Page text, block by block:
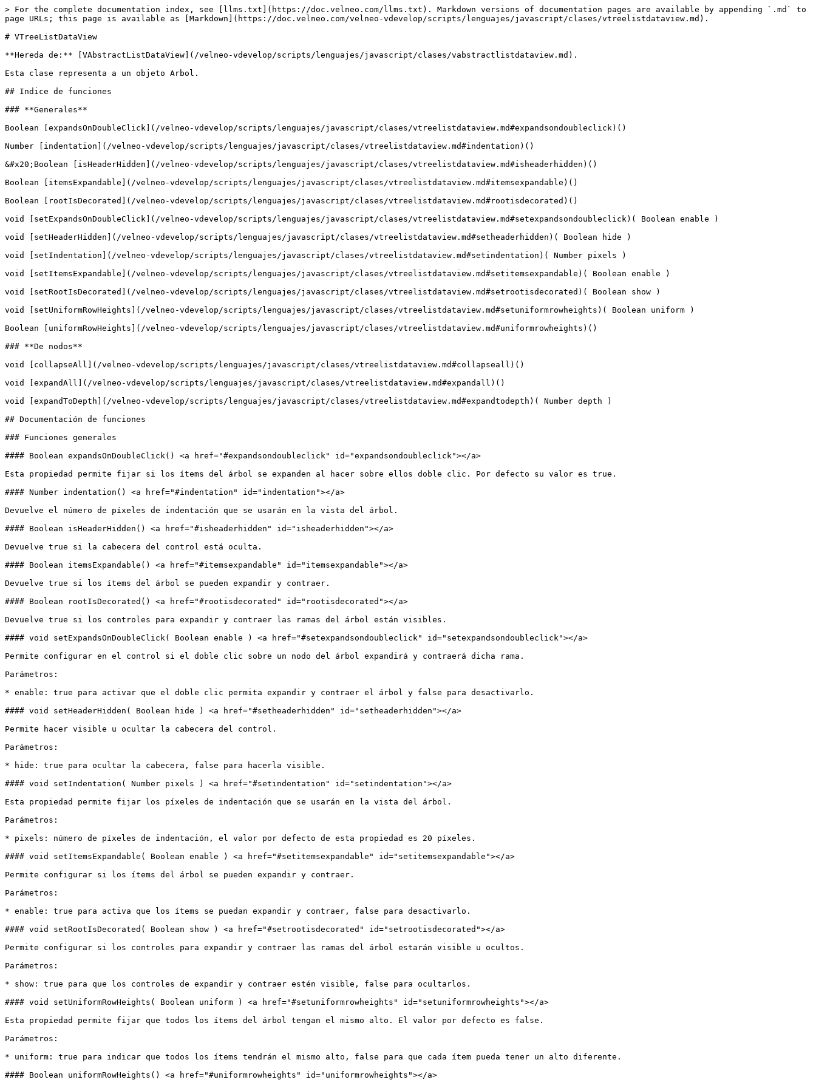
> For the complete documentation index, see [llms.txt](https://doc.velneo.com/llms.txt). Markdown versions of documentation pages are available by appending `.md` to
page URLs; this page is available as [Markdown](https://doc.velneo.com/velneo-vdevelop/scripts/lenguajes/javascript/clases/vtreelistdataview.md).
# VTreeListDataView
**Hereda de:** [VAbstractListDataView](/velneo-vdevelop/scripts/lenguajes/javascript/clases/vabstractlistdataview.md).
Esta clase representa a un objeto Arbol.
## Indice de funciones
### **Generales**
Boolean [expandsOnDoubleClick](/velneo-vdevelop/scripts/lenguajes/javascript/clases/vtreelistdataview.md#expandsondoubleclick)()
Number [indentation](/velneo-vdevelop/scripts/lenguajes/javascript/clases/vtreelistdataview.md#indentation)()
&#x20;Boolean [isHeaderHidden](/velneo-vdevelop/scripts/lenguajes/javascript/clases/vtreelistdataview.md#isheaderhidden)()
Boolean [itemsExpandable](/velneo-vdevelop/scripts/lenguajes/javascript/clases/vtreelistdataview.md#itemsexpandable)()
Boolean [rootIsDecorated](/velneo-vdevelop/scripts/lenguajes/javascript/clases/vtreelistdataview.md#rootisdecorated)()
void [setExpandsOnDoubleClick](/velneo-vdevelop/scripts/lenguajes/javascript/clases/vtreelistdataview.md#setexpandsondoubleclick)( Boolean enable )
void [setHeaderHidden](/velneo-vdevelop/scripts/lenguajes/javascript/clases/vtreelistdataview.md#setheaderhidden)( Boolean hide )
void [setIndentation](/velneo-vdevelop/scripts/lenguajes/javascript/clases/vtreelistdataview.md#setindentation)( Number pixels )
void [setItemsExpandable](/velneo-vdevelop/scripts/lenguajes/javascript/clases/vtreelistdataview.md#setitemsexpandable)( Boolean enable )
void [setRootIsDecorated](/velneo-vdevelop/scripts/lenguajes/javascript/clases/vtreelistdataview.md#setrootisdecorated)( Boolean show )
void [setUniformRowHeights](/velneo-vdevelop/scripts/lenguajes/javascript/clases/vtreelistdataview.md#setuniformrowheights)( Boolean uniform )
Boolean [uniformRowHeights](/velneo-vdevelop/scripts/lenguajes/javascript/clases/vtreelistdataview.md#uniformrowheights)()
### **De nodos**
void [collapseAll](/velneo-vdevelop/scripts/lenguajes/javascript/clases/vtreelistdataview.md#collapseall)()
void [expandAll](/velneo-vdevelop/scripts/lenguajes/javascript/clases/vtreelistdataview.md#expandall)()
void [expandToDepth](/velneo-vdevelop/scripts/lenguajes/javascript/clases/vtreelistdataview.md#expandtodepth)( Number depth )
## Documentación de funciones
### Funciones generales
#### Boolean expandsOnDoubleClick() <a href="#expandsondoubleclick" id="expandsondoubleclick"></a>
Esta propiedad permite fijar si los ítems del árbol se expanden al hacer sobre ellos doble clic. Por defecto su valor es true.
#### Number indentation() <a href="#indentation" id="indentation"></a>
Devuelve el número de píxeles de indentación que se usarán en la vista del árbol.
#### Boolean isHeaderHidden() <a href="#isheaderhidden" id="isheaderhidden"></a>
Devuelve true si la cabecera del control está oculta.
#### Boolean itemsExpandable() <a href="#itemsexpandable" id="itemsexpandable"></a>
Devuelve true si los ítems del árbol se pueden expandir y contraer.
#### Boolean rootIsDecorated() <a href="#rootisdecorated" id="rootisdecorated"></a>
Devuelve true si los controles para expandir y contraer las ramas del árbol están visibles.
#### void setExpandsOnDoubleClick( Boolean enable ) <a href="#setexpandsondoubleclick" id="setexpandsondoubleclick"></a>
Permite configurar en el control si el doble clic sobre un nodo del árbol expandirá y contraerá dicha rama.
Parámetros:
* enable: true para activar que el doble clic permita expandir y contraer el árbol y false para desactivarlo.
#### void setHeaderHidden( Boolean hide ) <a href="#setheaderhidden" id="setheaderhidden"></a>
Permite hacer visible u ocultar la cabecera del control.
Parámetros:
* hide: true para ocultar la cabecera, false para hacerla visible.
#### void setIndentation( Number pixels ) <a href="#setindentation" id="setindentation"></a>
Esta propiedad permite fijar los píxeles de indentación que se usarán en la vista del árbol.
Parámetros:
* pixels: número de píxeles de indentación, el valor por defecto de esta propiedad es 20 píxeles.
#### void setItemsExpandable( Boolean enable ) <a href="#setitemsexpandable" id="setitemsexpandable"></a>
Permite configurar si los ítems del árbol se pueden expandir y contraer.
Parámetros:
* enable: true para activa que los ítems se puedan expandir y contraer, false para desactivarlo.
#### void setRootIsDecorated( Boolean show ) <a href="#setrootisdecorated" id="setrootisdecorated"></a>
Permite configurar si los controles para expandir y contraer las ramas del árbol estarán visible u ocultos.
Parámetros:
* show: true para que los controles de expandir y contraer estén visible, false para ocultarlos.
#### void setUniformRowHeights( Boolean uniform ) <a href="#setuniformrowheights" id="setuniformrowheights"></a>
Esta propiedad permite fijar que todos los ítems del árbol tengan el mismo alto. El valor por defecto es false.
Parámetros:
* uniform: true para indicar que todos los ítems tendrán el mismo alto, false para que cada ítem pueda tener un alto diferente.
#### Boolean uniformRowHeights() <a href="#uniformrowheights" id="uniformrowheights"></a>